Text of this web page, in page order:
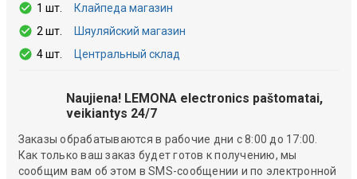
1 шт.
Клайпеда магазин
2 шт.
Шяуляйский магазин
4 шт.
Центральный склад
Naujiena! LEMONA electronics paštomatai,
veikiantys 24/7
Заказы обрабатываются в рабочие дни с 8:00 до 17:00.
Как только ваш заказ будет готов к получению, мы
сообщим вам об этом в SMS-сообщении и по электронной